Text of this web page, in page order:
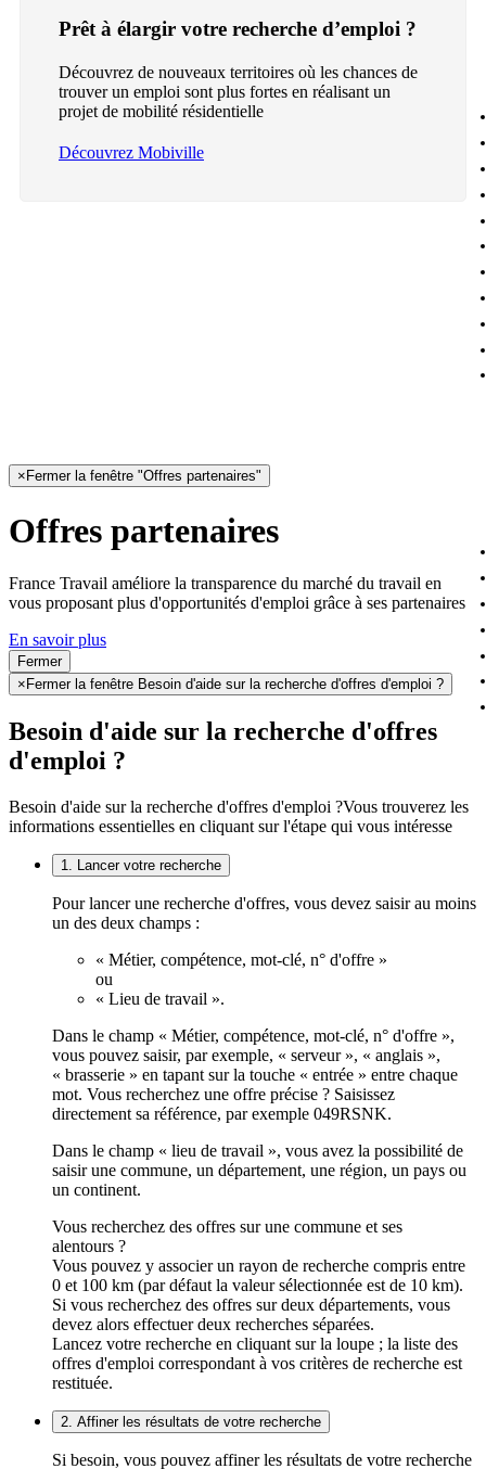
Prêt à élargir votre recherche d’emploi ?
Découvrez de nouveaux territoires où les chances de
trouver un emploi sont plus fortes en réalisant un
projet de mobilité résidentielle
Découvrez Mobiville
× Fermer la fenêtre "Offres partenaires"
Offres partenaires
France Travail améliore la transparence du marché du travail en
vous proposant plus d'opportunités d'emploi grâce à ses partenaires
En savoir plus
Fermer
× Fermer la fenêtre Besoin d'aide sur la recherche d'offres d'emploi ?
Besoin d'aide sur la recherche d'offres
d'emploi ?
Besoin d'aide sur la recherche d'offres d'emploi ?Vous trouverez les
informations essentielles en cliquant sur l'étape qui vous intéresse
1. Lancer votre recherche
Pour lancer une recherche d'offres, vous devez saisir au moins
un des deux champs :
« Métier, compétence, mot-clé, n° d'offre »
ou
« Lieu de travail ».
Dans le champ « Métier, compétence, mot-clé, n° d'offre »,
vous pouvez saisir, par exemple, « serveur », « anglais »,
« brasserie » en tapant sur la touche « entrée » entre chaque
mot. Vous recherchez une offre précise ? Saisissez
directement sa référence, par exemple 049RSNK.
Dans le champ « lieu de travail », vous avez la possibilité de
saisir une commune, un département, une région, un pays ou
un continent.
Vous recherchez des offres sur une commune et ses
alentours ?
Vous pouvez y associer un rayon de recherche compris entre
0 et 100 km (par défaut la valeur sélectionnée est de 10 km).
Si vous recherchez des offres sur deux départements, vous
devez alors effectuer deux recherches séparées.
Lancez votre recherche en cliquant sur la loupe ; la liste des
offres d'emploi correspondant à vos critères de recherche est
restituée.
2. Affiner les résultats de votre recherche
Si besoin, vous pouvez affiner les résultats de votre recherche